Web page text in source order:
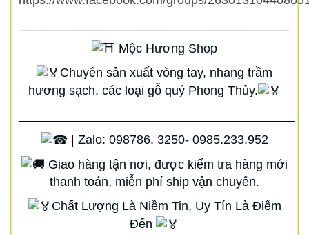
Mộc Hương Shop
Chuyên sản xuất vòng tay, nhang trầm
hương sạch, các loại gỗ quý Phong Thủy.
| Zalo: 098786. 3250- 0985.233.952
Giao hàng tận nơi, được kiểm tra hàng mới
thanh toán, miễn phí ship vận chuyển.
Chất Lượng Là Niềm Tin, Uy Tín Là Điểm
Đến